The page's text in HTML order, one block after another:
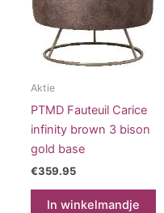
Aktie
PTMD Fauteuil Carice
infinity brown 3 bison
gold base
€359.95
In winkelmandje